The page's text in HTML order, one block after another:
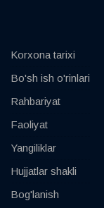
Korxona tarixi
Bo'sh ish o'rinlari
Rahbariyat
Faoliyat
Yangiliklar
Hujjatlar shakli
Bog'lanish